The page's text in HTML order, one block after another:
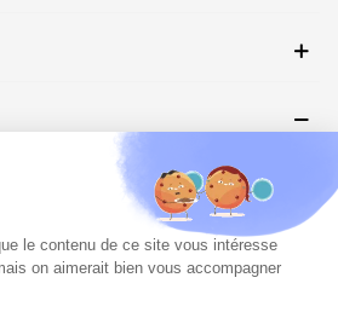
à notre Newsletter et recevez en
promotions et actualités.